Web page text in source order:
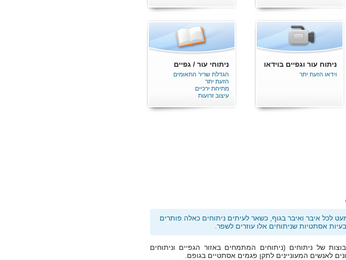
ניתוח עור וגפיים בוידאו
וידאו הזעת יתר
ניתוחי עור / גפיים
הגדלת שריר התאומים
הזעת יתר
מתיחת ירכיים
עיצוב זרועות
לכל איבר ואיבר בגוף, כשאר לעיתים ניתוחים כאלה פותרים
אסתטיות שניתוחים אלו עוזרים לשפר.
של ניתוחים (ניתוחים המתמחים באזור הגפיים וניתוחים
לאנשים המעוניינים לתקן פגמים אסתטיים בגופם.